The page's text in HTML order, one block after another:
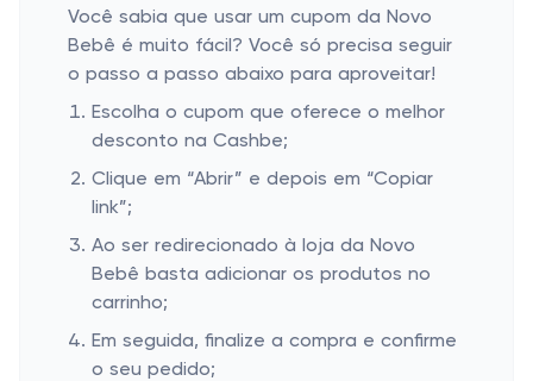
Você sabia que usar um cupom da Novo
Bebê é muito fácil? Você só precisa seguir
o passo a passo abaixo para aproveitar!
Escolha o cupom que oferece o melhor
desconto na Cashbe;
Clique em “Abrir” e depois em “Copiar
link”;
Ao ser redirecionado à loja da Novo
Bebê basta adicionar os produtos no
carrinho;
Em seguida, finalize a compra e confirme
o seu pedido;